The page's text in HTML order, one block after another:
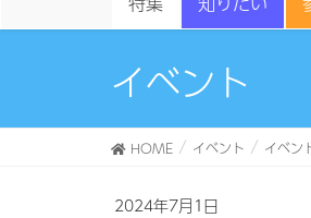
イベント
HOME イベント イベン
2024年7月1日